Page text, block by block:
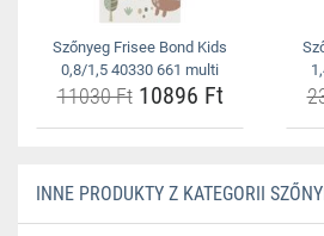
Szőnyeg Frisee Bond Kids
0,8/1,5 40330 661 multi
11030 Ft10896 Ft
INNE PRODUKTY Z KATEGORII